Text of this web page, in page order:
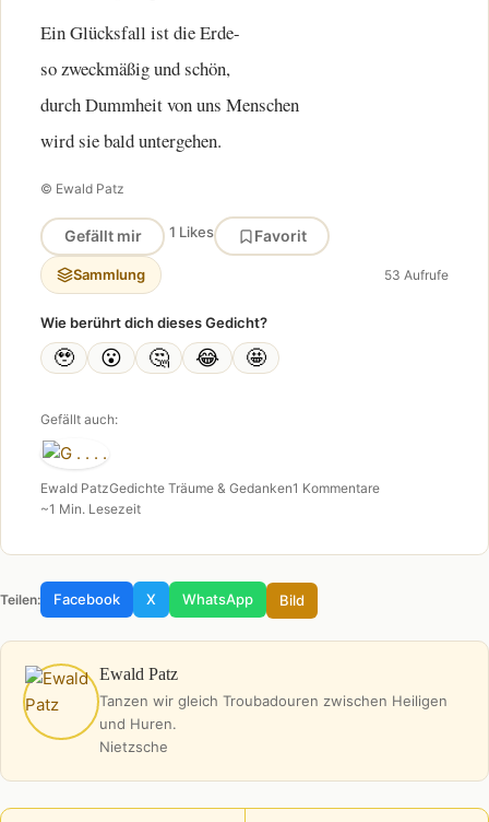
Ein Glücksfall ist die Erde-
so zweckmäßig und schön,
durch Dummheit von uns Menschen
wird sie bald untergehen.
© Ewald Patz
Gefällt mir 1 Likes Favorit
Sammlung 53 Aufrufe
Wie berührt dich dieses Gedicht?
🥹 😮 🤔 😂 🤩
Gefällt auch:
Ewald PatzGedichte Träume & Gedanken1 Kommentare
~1 Min. Lesezeit
Teilen: Facebook X WhatsApp Bild
Ewald Patz
Tanzen wir gleich Troubadouren zwischen Heiligen
und Huren.
Nietzsche